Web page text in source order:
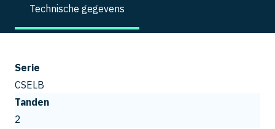
Technische gegevens
Serie
CSELB
Tanden
2